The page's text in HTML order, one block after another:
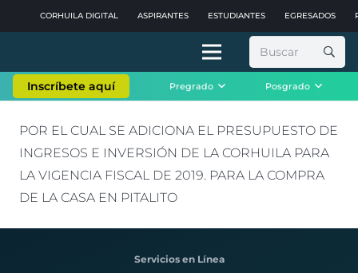
CORHUILA DIGITAL ASPIRANTES ESTUDIANTES EGRESADOS
Buscar:
Inscríbete aquí Pregrado Posgrado
POR EL CUAL SE ADICIONA EL PRESUPUESTO DE
INGRESOS E INVERSIÓN DE LA CORHUILA PARA
LA VIGENCIA FISCAL DE 2019. PARA LA COMPRA
DE LA CASA EN PITALITO
Servicios en Línea